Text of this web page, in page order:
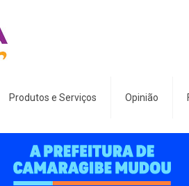
Produtos e Serviços Opinião